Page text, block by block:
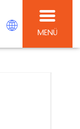
MENÜ